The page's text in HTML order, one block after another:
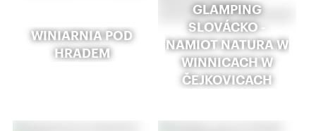
WINIARNIA POD
HRADEM
GLAMPING
SLOVÁCKO -
NAMIOT NATURA W
WINNICACH W
ČEJKOVICACH